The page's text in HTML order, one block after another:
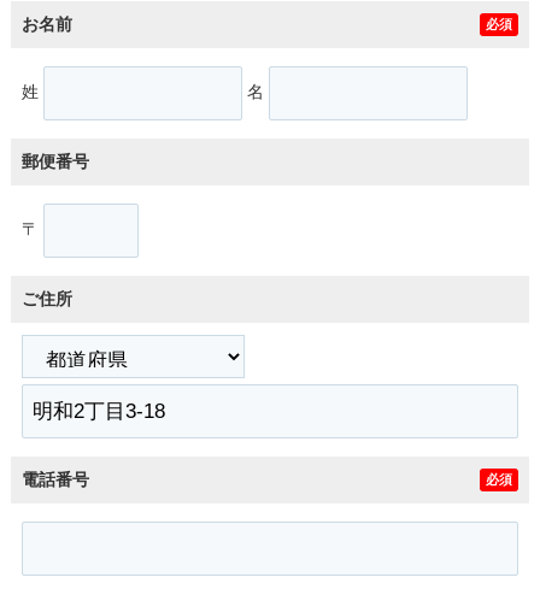
お名前 必須
姓 名
郵便番号
〒
ご住所
電話番号 必須